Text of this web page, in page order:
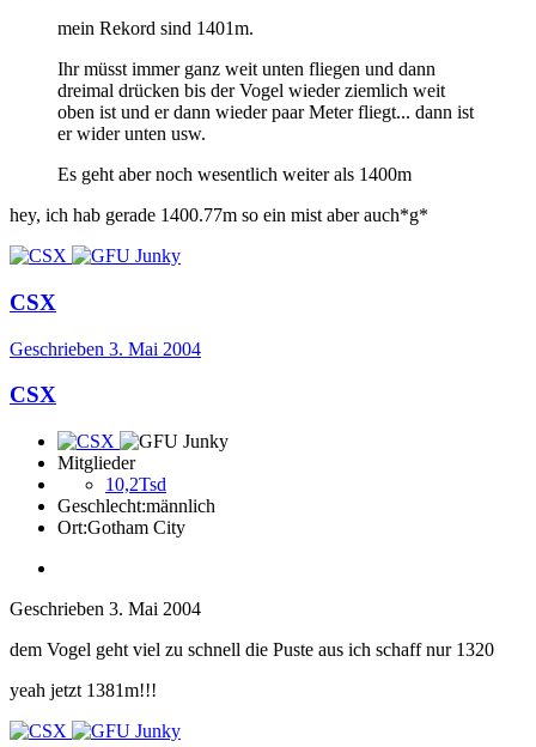
mein Rekord sind 1401m.
Ihr müsst immer ganz weit unten fliegen und dann
dreimal drücken bis der Vogel wieder ziemlich weit
oben ist und er dann wieder paar Meter fliegt... dann ist
er wider unten usw.
Es geht aber noch wesentlich weiter als 1400m
hey, ich hab gerade 1400.77m so ein mist aber auch*g*
CSX
Geschrieben 3. Mai 2004
CSX
Mitglieder
10,2Tsd
Geschlecht:männlich
Ort:Gotham City
Geschrieben 3. Mai 2004
dem Vogel geht viel zu schnell die Puste aus ich schaff nur 1320
yeah jetzt 1381m!!!